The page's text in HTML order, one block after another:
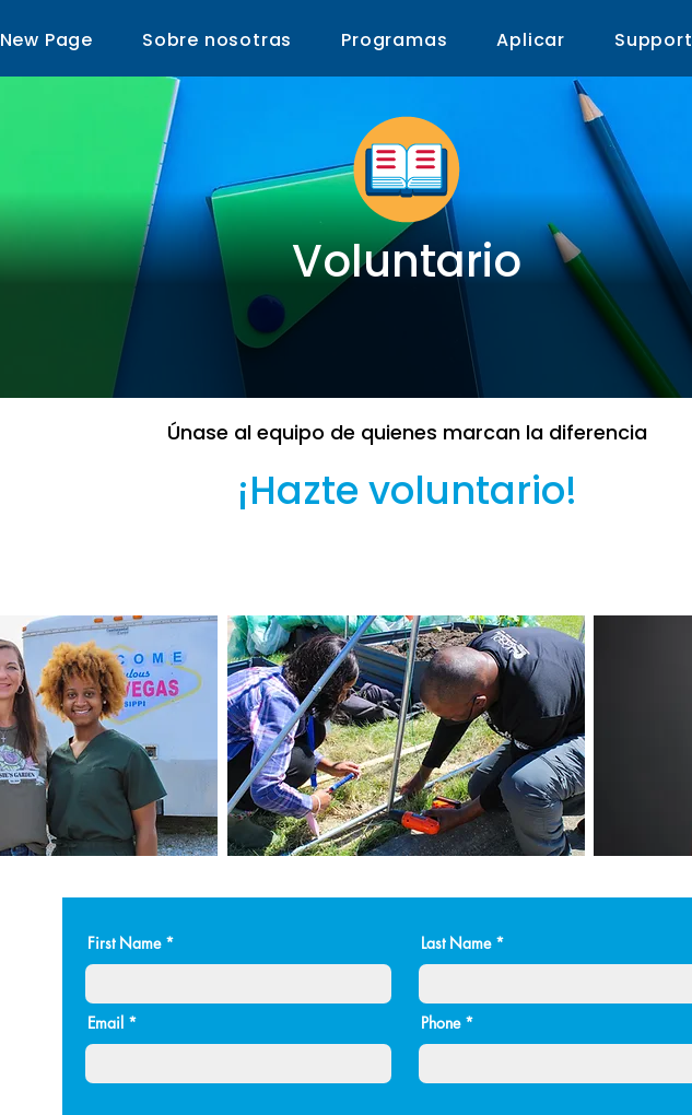
New Page Sobre nosotras Programas Aplicar Support
Voluntario
Únase al equipo de quienes marcan la diferencia
¡Hazte voluntario!
First Name
Email
Last Name
Phone